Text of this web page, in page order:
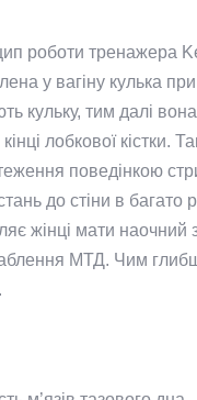
роботи тренажера
​​у вагіну кулька
кульку, тим далі
лобкової кістки.
поведінкою
до стіни в
жінці мати наочний
МТД. Чим